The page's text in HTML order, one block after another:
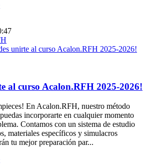
unirte al curso Acalon.RFH 2025-2026!
al curso Acalon.RFH 2025-2026!
En Acalon.RFH, nuestro método
incorporarte en cualquier momento
Contamos con un sistema de estudio
materiales específicos y simulacros
tu mejor preparación par...